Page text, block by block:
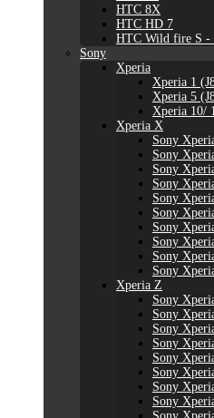
HTC 8X
HTC HD 7
HTC Wild fire S -
Sony
Xperia
Xperia 1
Xperia 5
Xperia 10/
Xperia X
Sony
Sony
Sony
Sony
Sony
Sony
Sony
Sony
Sony
Sony
Xperia Z
Sony
Sony
Sony
Sony
Sony
Sony
Sony
Sony